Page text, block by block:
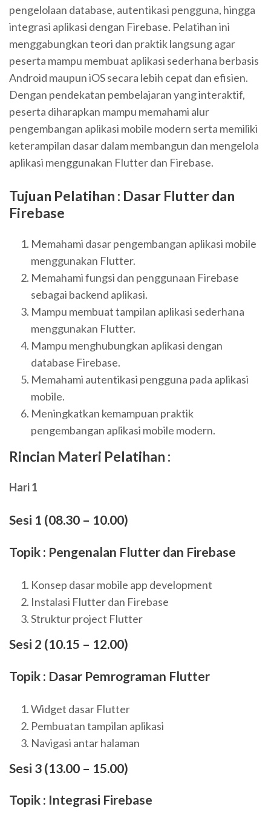
pengelolaan database, autentikasi pengguna, hingga
integrasi aplikasi dengan Firebase. Pelatihan ini
menggabungkan teori dan praktik langsung agar
peserta mampu membuat aplikasi sederhana berbasis
Android maupun iOS secara lebih cepat dan efisien.
Dengan pendekatan pembelajaran yang interaktif,
peserta diharapkan mampu memahami alur
pengembangan aplikasi mobile modern serta memiliki
keterampilan dasar dalam membangun dan mengelola
aplikasi menggunakan Flutter dan Firebase.
Tujuan Pelatihan : Dasar Flutter dan
Firebase
Memahami dasar pengembangan aplikasi mobile
menggunakan Flutter.
Memahami fungsi dan penggunaan Firebase
sebagai backend aplikasi.
Mampu membuat tampilan aplikasi sederhana
menggunakan Flutter.
Mampu menghubungkan aplikasi dengan
database Firebase.
Memahami autentikasi pengguna pada aplikasi
mobile.
Meningkatkan kemampuan praktik
pengembangan aplikasi mobile modern.
Rincian Materi Pelatihan :
Hari 1
Sesi 1 (08.30 – 10.00)
Topik : Pengenalan Flutter dan Firebase
Konsep dasar mobile app development
Instalasi Flutter dan Firebase
Struktur project Flutter
Sesi 2 (10.15 – 12.00)
Topik : Dasar Pemrograman Flutter
Widget dasar Flutter
Pembuatan tampilan aplikasi
Navigasi antar halaman
Sesi 3 (13.00 – 15.00)
Topik : Integrasi Firebase